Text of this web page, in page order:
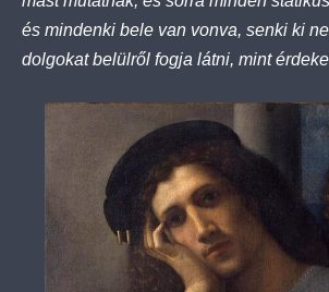
és mindenki bele van vonva, senki ki
dolgokat belülről fogja látni, mint